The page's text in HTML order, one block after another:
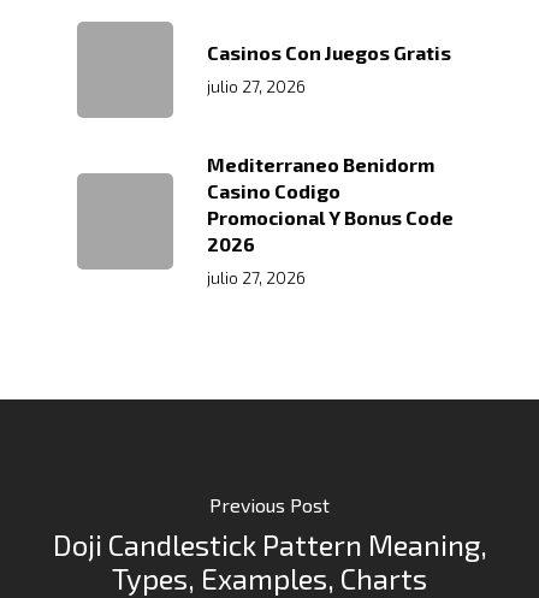
Casinos Con Juegos Gratis
julio 27, 2026
Mediterraneo Benidorm
Casino Codigo
Promocional Y Bonus Code
2026
julio 27, 2026
Previous Post
Doji Candlestick Pattern Meaning,
Types, Examples, Charts